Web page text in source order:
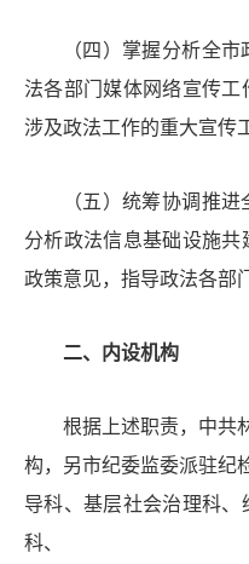
（四 ）掌握分析全市
法各部门媒体网络宣传工
涉及政法工作的重大宣传
（五 ）统筹协调推进
分析政法信息基础设施
政策意见，指导政法各部
二、内设机构
根据上述职责，中共
构， 另市纪委监委派驻纪
导科、基层社会治理科、
科、